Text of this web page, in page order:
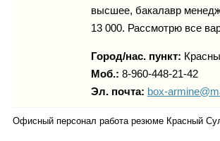
Карты
Фотогалерея
высшее, бакалавр
13 000. Рассмотрю все
Город/нас. пункт:
Моб.: 8-960-448-21-42
Эл. почта: box-
Офисный персонал работа резюме Красный